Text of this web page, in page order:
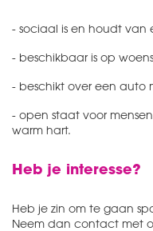
- sociaal is en houdt van
- beschikbaar is op
- beschikt over een auto
- open staat voor
warm hart.
Heb je interesse?
Heb je zin om te gaan
Neem dan contact met
Ben je
IK